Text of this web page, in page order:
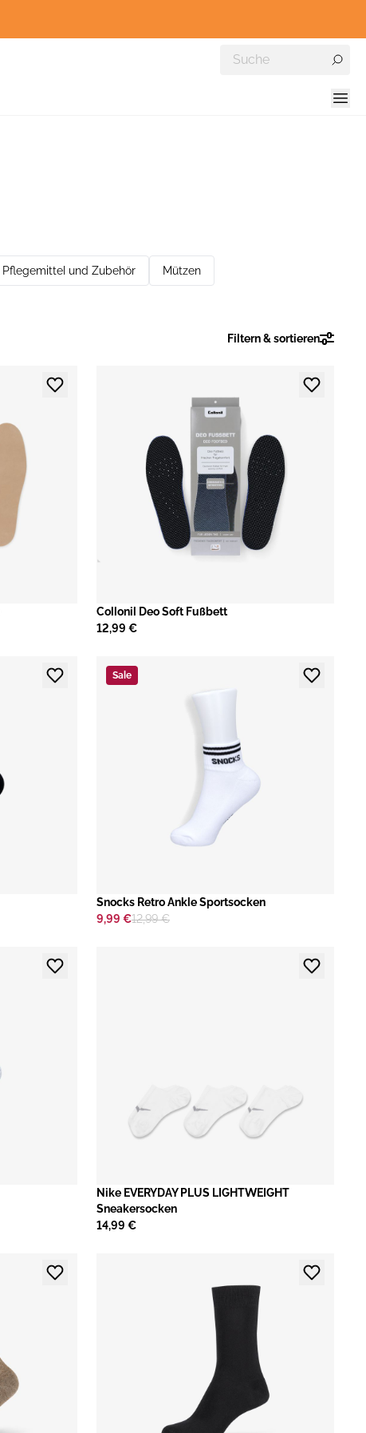
Pflegemittel und Zubehör Mützen
Filtern & sortieren
Collonil Deo Soft Fußbett
12,99 €
Sale
​Snocks Retro Ankle Sportsocken
9,99 €12,99 €
​Nike EVERYDAY PLUS LIGHTWEIGHT
Sneakersocken
14,99 €